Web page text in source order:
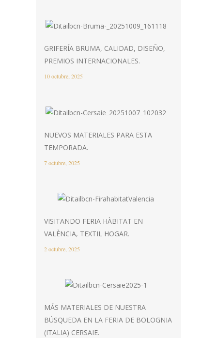
GRIFERÍA BRUMA, CALIDAD, DISEÑO,
PREMIOS INTERNACIONALES.
10 octubre, 2025
NUEVOS MATERIALES PARA ESTA
TEMPORADA.
7 octubre, 2025
VISITANDO FERIA HÀBITAT EN
VALÈNCIA, TEXTIL HOGAR.
2 octubre, 2025
MÁS MATERIALES DE NUESTRA
BÚSQUEDA EN LA FERIA DE BOLOGNIA
(ITALIA) CERSAIE.